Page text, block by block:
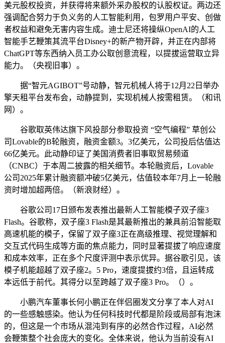
美元股权投资，并获得将来额外采办股权的认股权证。两边还
强调配合努力于负义务的人工智能利用，包罗用户平安、创做
者权益和避免无害内容生成。迪士尼还将操纵OpenAI的人工
智能手艺鞭策其流平台Disney+的新产物开辟，并正在内部将
ChatGPT等东西纳入员工办公取创意流程，以提拔运营取立异
能力。（央视旧事）。
据“智元AGIBOT”号动静，智元机械人将于12月22日举办
擎天租平台发布会，动静提到，实现机械人按需租赁。（和讯
网）。
谷歌取英伟达旗下风投部分参取投资 “空气编程” 草创公
司Lovable的B轮融资，融资金额3。3亿美元，公司投后估值达
66亿美元。此动静印证了美国消费者旧事取贸易频道
（CNBC）于本周二披露的相关细节。本轮融资后，Lovable
公司2025年累计融资额冲破5亿美元，估值较本年7月上一轮融
资时增加超两倍。（新浪财经）。
谷歌公司17日颁布发表推出最新人工智能模子双子座3
Flash。谷歌称，双子座3 Flash是其最新推出的兼具前沿智能取
高速机能的模子，保留了双子座3正在高级推理、视觉理解和
交互式代码生成等方面的焦点能力，同时显著提拔了响应速度
和成本效率，正在多个尺度评测中表示优异。据谷歌引见，该
模子机能超越了双子座2。5 Pro，速度提拔约3倍，且运转成
本远低于前代。其得分以至跨越了双子座3 Pro。（）。
小鹏汽车董事长何小鹏正在伴侣圈发文分享了本人对AI
的一些感触感染。他认为任何科技时代都是阶段或局部有泡沫
的，但这是一个市场从混沌到有序的必然合作过程，AI必然
会鞭策整个社会庞大的变化。全体来说，他认为当前没有AI